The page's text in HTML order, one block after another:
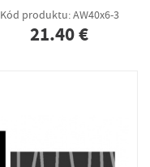
Kód produktu: AW40x6-3
21.40 €